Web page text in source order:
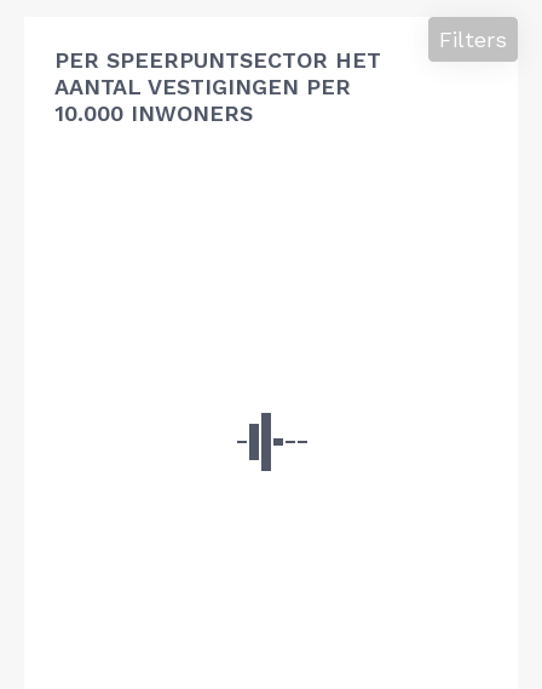
PER SPEERPUNTSECTOR HET
AANTAL VESTIGINGEN PER
10.000 INWONERS
Filters